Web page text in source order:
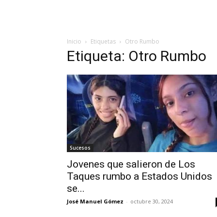
Inicio Etiquetas Otro Rumbo
Etiqueta: Otro Rumbo
Sucesos
Jovenes que salieron de Los
Taques rumbo a Estados Unidos
se...
José Manuel Gómez - octubre 30, 2024